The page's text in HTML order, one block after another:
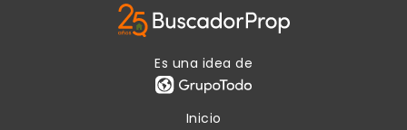
Es una idea de
Inicio